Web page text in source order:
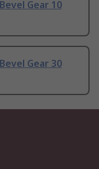
Gear 10
Gear 30